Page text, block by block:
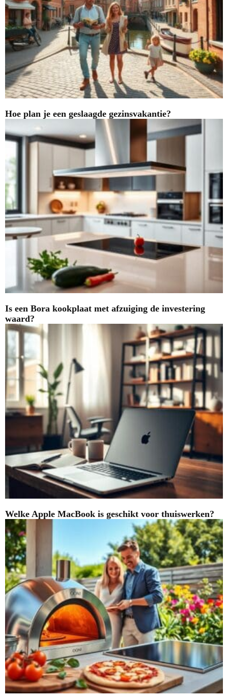
Hoe plan je een geslaagde gezinsvakantie?
Is een Bora kookplaat met afzuiging de investering
waard?
Welke Apple MacBook is geschikt voor thuiswerken?